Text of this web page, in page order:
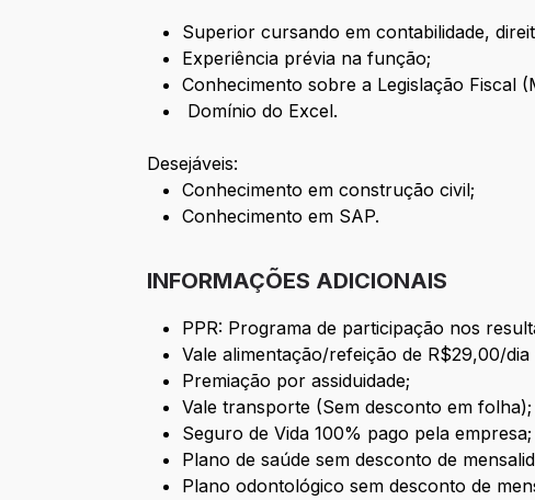
Superior cursando em contabilidade,
Experiência prévia na função;
Conhecimento sobre a Legislação Fiscal
Domínio do Excel.
Desejáveis:
Conhecimento em construção civil;
Conhecimento em SAP.
INFORMAÇÕES ADICIONAIS
PPR: Programa de participação nos
Vale alimentação/refeição de R$29,00/
Premiação por assiduidade;
Vale transporte (Sem desconto em folha);
Seguro de Vida 100% pago pela empresa;
Plano de saúde sem desconto de
Plano odontológico sem desconto de